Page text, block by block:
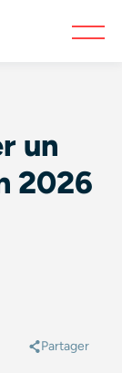
un
2026
Partager